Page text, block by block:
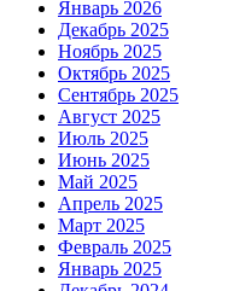
Январь 2026
Декабрь 2025
Ноябрь 2025
Октябрь 2025
Сентябрь 2025
Август 2025
Июль 2025
Июнь 2025
Май 2025
Апрель 2025
Март 2025
Февраль 2025
Январь 2025